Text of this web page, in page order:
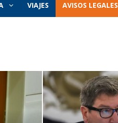
VIAJES AVISOS LEGALES